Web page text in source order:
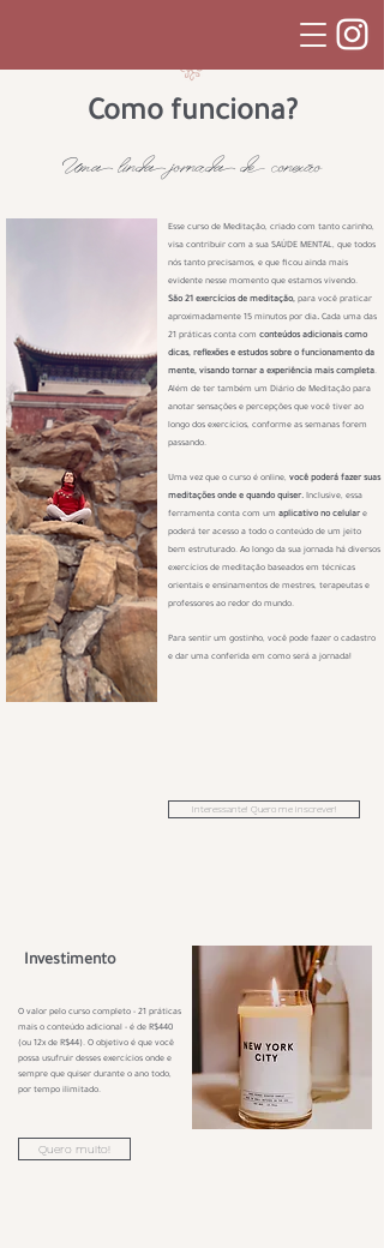
Como funciona?
Uma linda jornada de conexão
Esse curso de Meditação, criado com tanto carinho,
visa contribuir com a sua SAÚDE MENTAL, que todos
nós tanto precisamos, e que ficou ainda mais
evidente nesse momento que estamos vivendo.
São 21 exercícios de meditação, para você praticar
aproximadamente 15 minutos por dia. Cada uma das
21 práticas conta com conteúdos adicionais como
dicas, reflexões e estudos sobre o funcionamento da
mente, visando tornar a experiência mais completa.
Além de ter também um Diário de Meditação para
anotar sensações e percepções que você tiver ao
longo dos exercícios, conforme as semanas forem
passando.
Uma vez que o curso é online, você poderá fazer suas
meditações onde e quando quiser. Inclusive, essa
ferramenta conta com um aplicativo no celular e
poderá ter acesso a todo o conteúdo de um jeito
bem estruturado. Ao longo da sua jornada há diversos
exercícios de meditação baseados em técnicas
orientais e ensinamentos de mestres, terapeutas e
professores ao redor do mundo.
Para sentir um gostinho, você pode fazer o cadastro
e dar uma conferida em como será a jornada!
Investimento
O valor pelo curso completo - 21 práticas
mais o conteúdo adicional - é de R$440
(ou 12x de R$44). O objetivo é que você
possa usufruir desses exercícios onde e
sempre que quiser durante o ano todo,
por tempo ilimitado.
Interessante! Quero me inscrever!
Quero muito!